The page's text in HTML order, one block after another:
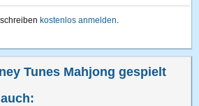
kostenlos anmelden.
Tunes Mahjong gespielt